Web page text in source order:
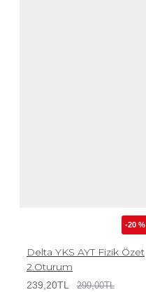
-20 %
Delta YKS AYT Fizik Özet
2.Oturum
239,20TL 299,00TL